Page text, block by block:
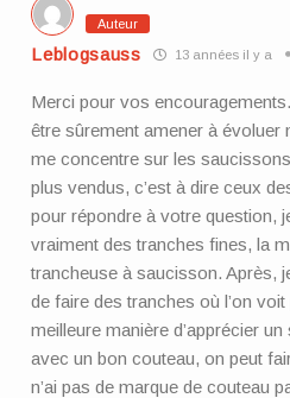
Auteur
Leblogsauss 13 années il y a
Merci pour vos
être sûrement amener à évoluer
me concentre sur les
plus vendus, c’est à dire ceux
pour répondre à votre question,
vraiment des tranches fines, la
trancheuse à saucisson. Après,
de faire des tranches où l’on
meilleure manière d’apprécier
avec un bon couteau, on peut
n’ai pas de marque de couteau